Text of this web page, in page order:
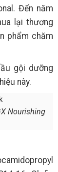
Đến năm
lại thương
phẩm chăm
gội dưỡng
này.
Nourishing